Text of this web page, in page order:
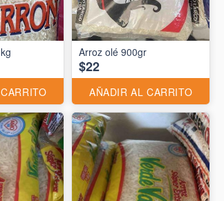
Arroz olé 900gr
$22
AÑADIR AL CARRITO